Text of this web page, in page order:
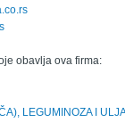
obavlja ova firma:
LEGUMINOZA I